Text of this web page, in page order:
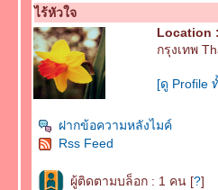
ไร้หัวใจ
Location :
กรุงเทพ
[ดู Profile
ฝากข้อความหลังไมค์
Rss Feed
ผู้ติดตามบล็อก : 1 คน [?]